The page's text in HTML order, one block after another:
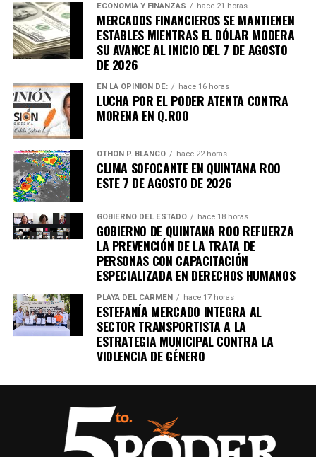
ECONOMÍA Y FINANZAS hace 21 horas
MERCADOS FINANCIEROS SE MANTIENEN
ESTABLES MIENTRAS EL DÓLAR MODERA
SU AVANCE AL INICIO DEL 7 DE AGOSTO
DE 2026
EN LA OPINIÓN DE: hace 16 horas
LUCHA POR EL PODER ATENTA CONTRA
MORENA EN Q.ROO
OTHON P. BLANCO hace 22 horas
CLIMA SOFOCANTE EN QUINTANA ROO
ESTE 7 DE AGOSTO DE 2026
GOBIERNO DEL ESTADO hace 18 horas
GOBIERNO DE QUINTANA ROO REFUERZA
LA PREVENCIÓN DE LA TRATA DE
PERSONAS CON CAPACITACIÓN
ESPECIALIZADA EN DERECHOS HUMANOS
PLAYA DEL CARMEN hace 17 horas
ESTEFANÍA MERCADO INTEGRA AL
SECTOR TRANSPORTISTA A LA
ESTRATEGIA MUNICIPAL CONTRA LA
VIOLENCIA DE GÉNERO